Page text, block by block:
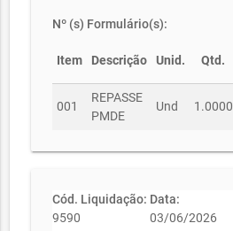
Nº (s) Formulário(s):
Item Descrição Unid. Qtd.
001
REPASSE
PMDE
Und 1.0000
Cód. Liquidação:
9590
Data:
03/06/2026